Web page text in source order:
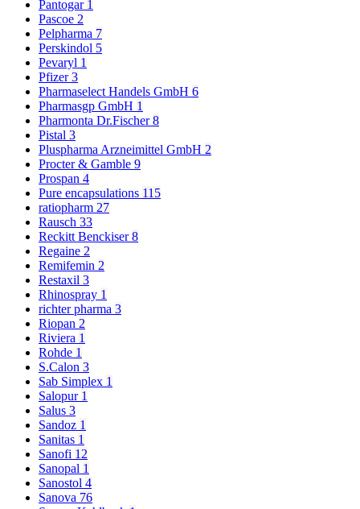
Pantogar 1
Pascoe 2
Pelpharma 7
Perskindol 5
Pevaryl 1
Pfizer3
Pharmaselect Handels GmbH 6
Pharmasgp GmbH 1
Pharmonta Dr.Fischer8
Pistal 3
Pluspharma Arzneimittel GmbH 2
Procter & Gamble 9
Prospan 4
Pure encapsulations 115
ratiopharm 27
Rausch 33
Reckitt Benckiser8
Regaine 2
Remifemin 2
Restaxil 3
Rhinospray 1
richter pharma 3
Riopan 2
Riviera 1
Rohde 1
S.Calon 3
Sab Simplex 1
Salopur 1
Salus 3
Sandoz 1
Sanitas 1
Sanofi 12
Sanopal 1
Sanostol 4
Sanova 76